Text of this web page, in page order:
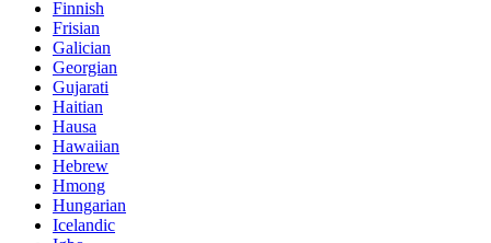
Finnish
Frisian
Galician
Georgian
Gujarati
Haitian
Hausa
Hawaiian
Hebrew
Hmong
Hungarian
Icelandic